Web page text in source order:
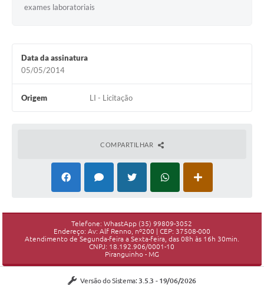
exames laboratoriais
Data da assinatura
05/05/2014
Origem LI - Licitação
COMPARTILHAR
Telefone: WhastApp (35) 99809-3052
Endereço: Av: Alf Renno, nº200 | CEP: 37508-000
Atendimento de Segunda-feira a Sexta-feira, das 08h às 16h 30min.
CNPJ: 18.192.906/0001-10
Piranguinho - MG
Versão do Sistema: 3.5.3 - 19/06/2026